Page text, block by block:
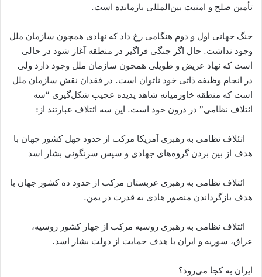
تأمین صلح و امنیت بین‌المللی بازمانده است.
جنگ جهانی اول و دوم هنگامی رخ داد که نهادی همچون سازمان ملل
وجود نداشت. حال اگر جنگی فراگیر در منطقه آغاز شود در حالی
است که نهاد عریض و طویلی همچون سازمان ملل وجود دارد ولی
در انجام وظیفه ذاتی خود ناتوان است. در فقدان نقش سازمان ملل
است که منطقه خاورمیانه شاهد پدیده عجیب شکل‌گیری “سه
ائتلاف نظامی” در درون خود است. این سه ائتلاف عبارتند از:
– اتئلاف نظامی به رهبری آمریکا مرکب از حدود چهل کشور جهان با
هدف از بین بردن گروه‌های جهادی و سپس سرنگونی بشار اسد
– ائتلاف نظامی به رهبری عربستان مرکب از حدود ده کشور جهان با
هدف بازگرداندن منصور هادی به قدرت در یمن.
– ائتلاف نظامی به رهبری روسیه مرکب از چهار کشور روسیه،
عراق، سوریه و ایران با هدف حمایت از دولت بشار اسد.
ایران به کجا می‌رود؟